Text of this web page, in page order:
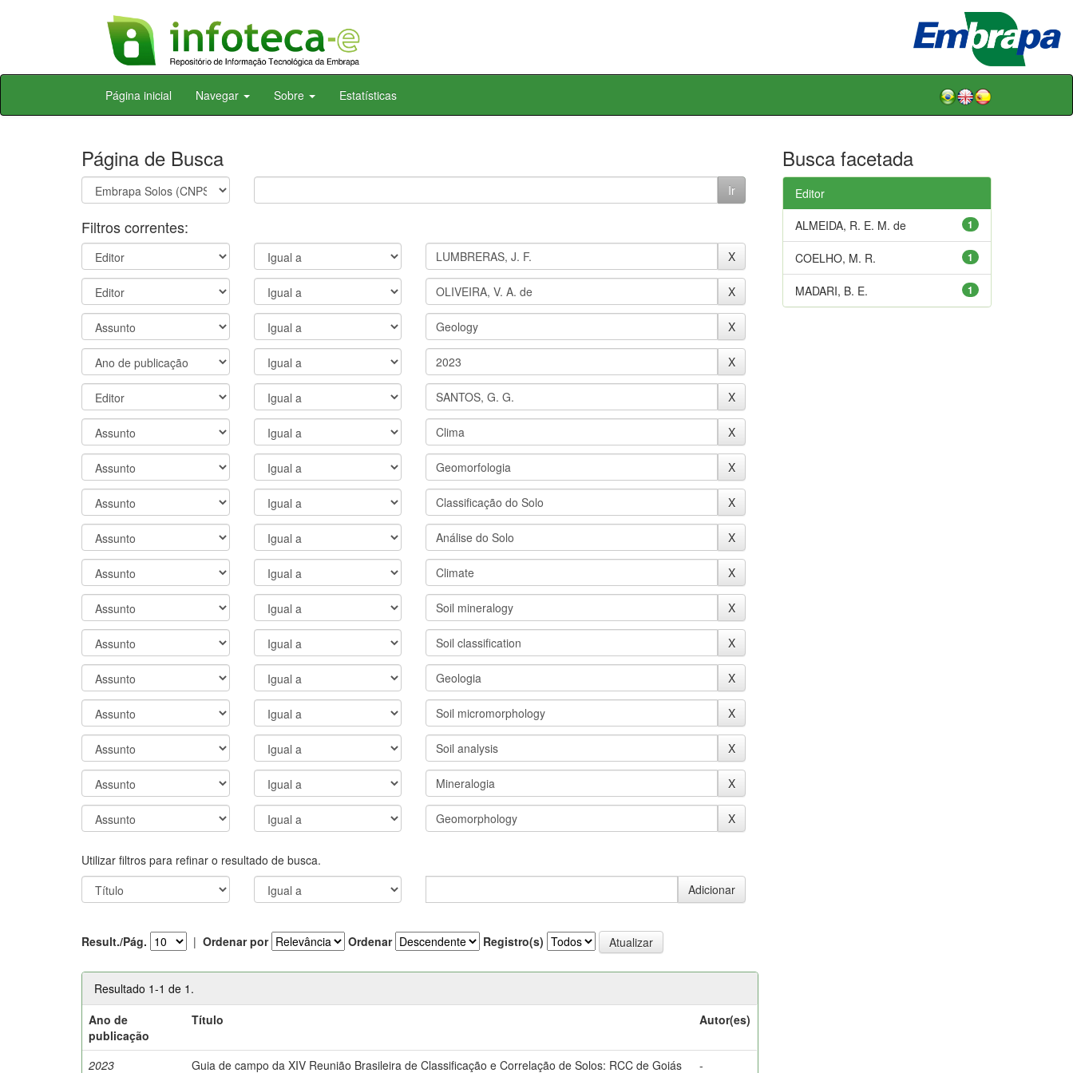
Skip
Página inicial Navegar Sobre Estatísticas
Página de Busca
Filtros correntes:
Utilizar filtros para refinar o resultado de busca.
Result./Pág. | Ordenar por Ordenar Registro(s)
Resultado 1-1 de 1.
Ano de
publicação
Título Autor(es)
2023
Guia de campo da XIV Reunião Brasileira de Classificação e Correlação de Solos: RCC de Goiás
-
Busca facetada
Editor
1
ALMEIDA, R. E. M. de
1
COELHO, M. R.
1
MADARI, B. E.